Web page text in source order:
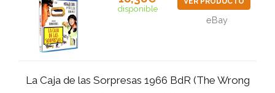
disponible
eBay
La Caja de las Sorpresas 1966 BdR (The Wrong